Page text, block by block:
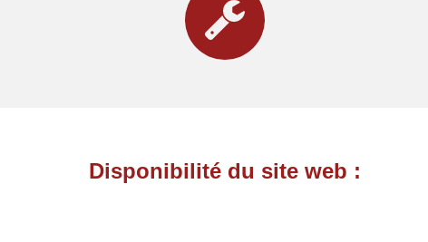
Disponibilité du site web :